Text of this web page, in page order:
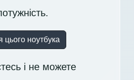
цього ноутбука
і не можете